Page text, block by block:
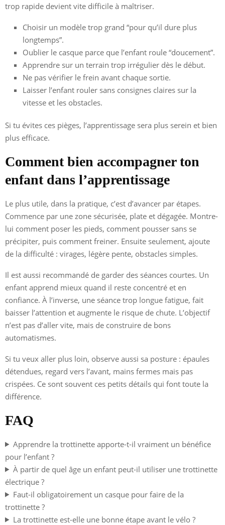
trop rapide devient vite difficile à maîtriser.
Choisir un modèle trop grand “pour qu’il dure plus
longtemps”.
Oublier le casque parce que l’enfant roule “doucement”.
Apprendre sur un terrain trop irrégulier dès le début.
Ne pas vérifier le frein avant chaque sortie.
Laisser l’enfant rouler sans consignes claires sur la
vitesse et les obstacles.
Si tu évites ces pièges, l’apprentissage sera plus serein et bien
plus efficace.
Comment bien accompagner ton
enfant dans l’apprentissage
Le plus utile, dans la pratique, c’est d’avancer par étapes.
Commence par une zone sécurisée, plate et dégagée. Montre-
lui comment poser les pieds, comment pousser sans se
précipiter, puis comment freiner. Ensuite seulement, ajoute
de la difficulté : virages, légère pente, obstacles simples.
Il est aussi recommandé de garder des séances courtes. Un
enfant apprend mieux quand il reste concentré et en
confiance. À l’inverse, une séance trop longue fatigue, fait
baisser l’attention et augmente le risque de chute. L’objectif
n’est pas d’aller vite, mais de construire de bons
automatismes.
Si tu veux aller plus loin, observe aussi sa posture : épaules
détendues, regard vers l’avant, mains fermes mais pas
crispées. Ce sont souvent ces petits détails qui font toute la
différence.
FAQ
Apprendre la trottinette apporte-t-il vraiment un bénéfice
pour l’enfant ?
À partir de quel âge un enfant peut-il utiliser une trottinette
électrique ?
Faut-il obligatoirement un casque pour faire de la
trottinette ?
La trottinette est-elle une bonne étape avant le vélo ?